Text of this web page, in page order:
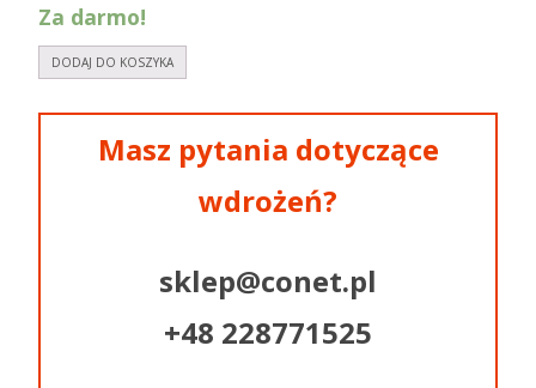
Za darmo!
DODAJ DO KOSZYKA
Masz pytania dotyczące
wdrożeń?
sklep@conet.pl
+48 228771525